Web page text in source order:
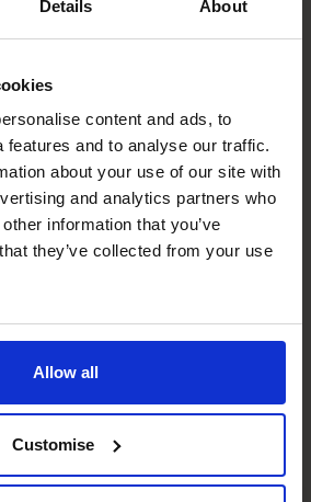
Details About
content and ads, to
features and to analyse our traffic.
about your use of our site with
and analytics partners who
information that you’ve
they’ve collected from your use
Allow all
Customise
de toegevoegde waarde van
van een online kennismaking van
Gesprek!